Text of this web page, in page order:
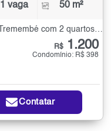
1 vaga 50 m²
Apartamento para Alugar no Jardim Tremembé com 2 quartos - 50 m²
R$ 1.200
Condomínio: R$ 398
Contatar